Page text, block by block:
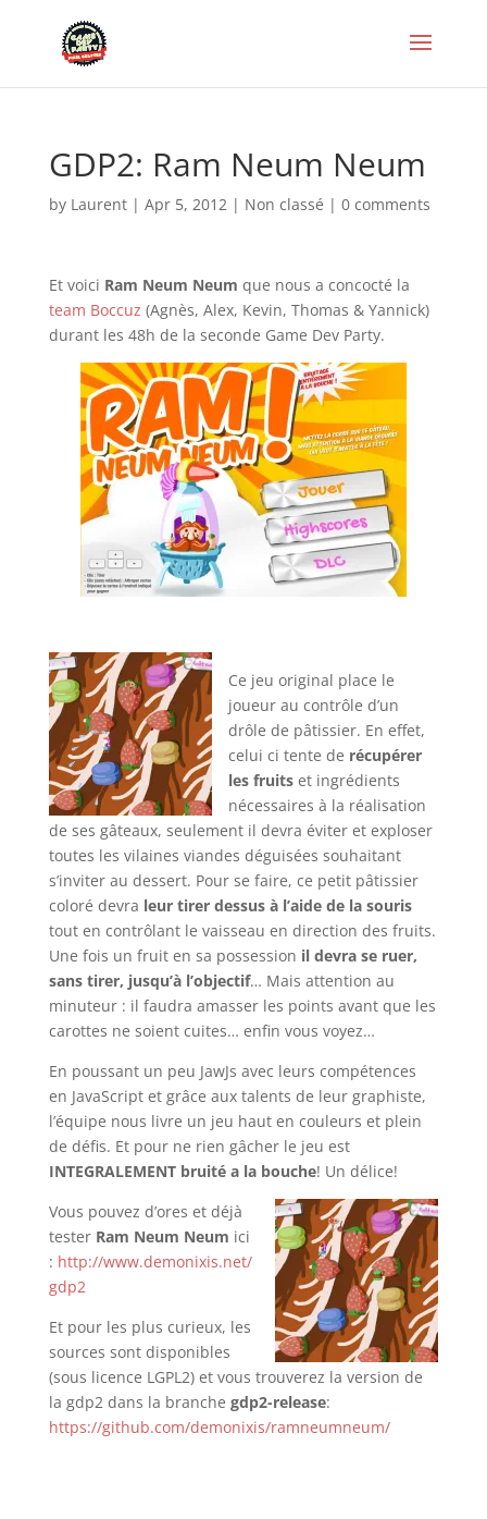
GDP2: Ram Neum Neum
by Laurent| Apr 5, 2012| Non classé | 0 comments
Et voici Ram Neum Neum que nous a concocté la
team Boccuz (Agnès, Alex, Kevin, Thomas & Yannick)
durant les 48h de la seconde Game Dev Party.
Ce jeu original place le
joueur au contrôle d’un
drôle de pâtissier. En effet,
celui ci tente de récupérer
les fruitset ingrédients
nécessaires à la réalisation
de ses gâteaux, seulement il devra éviter et exploser
toutes les vilaines viandes déguisées souhaitant
s’inviter au dessert. Pour se faire, ce petit pâtissier
coloré devra leur tirer dessus à l’aide de la souris
tout en contrôlant le vaisseau en direction des fruits.
Une fois un fruit en sa possession il devra se ruer,
sans tirer, jusqu’à l’objectif… Mais attention au
minuteur : il faudra amasser les points avant que les
carottes ne soient cuites… enfin vous voyez…
En poussant un peu JawJs avec leurs compétences
en JavaScript et grâce aux talents de leur graphiste,
l’équipe nous livre un jeu haut en couleurs et plein
de défis. Et pour ne rien gâcher le jeu est
INTEGRALEMENT bruité a la bouche! Un délice!
Vous pouvez d’ores et déjà
tester Ram Neum Neum ici
: http://www.demonixis.net/
gdp2
Et pour les plus curieux, les
sources sont disponibles
(sous licence LGPL2) et vous trouverez la version de
la gdp2 dans la branche gdp2-release:
https://github.com/demonixis/ramneumneum/